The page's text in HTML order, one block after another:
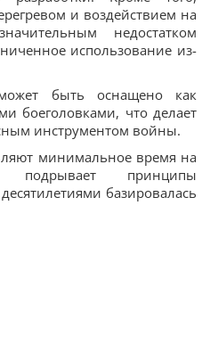
и воздействием на
недостатком
использование из-
быть оснащено как
боеголовками, что делает
инструментом войны.
минимальное время на
подрывает принципы
базировалась